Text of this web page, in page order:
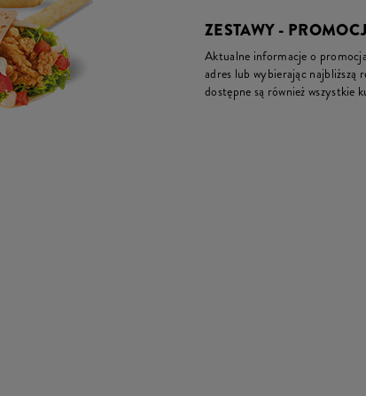
ZESTAWY -
Aktualne informacje o
adres lub wybierając najbliższą
dostępne są również wszystkie